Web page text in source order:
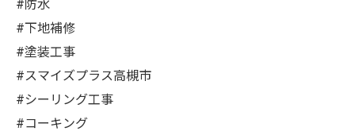
#防水
#下地補修
#塗装工事
#スマイズプラス高槻市
#シーリング工事
#コーキング